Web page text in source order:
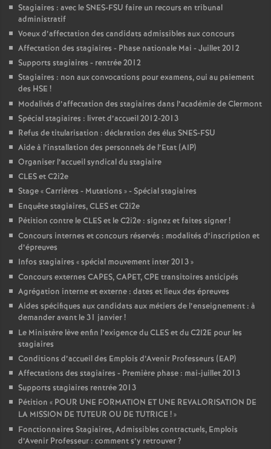
Stagiaires : avec le SNES-FSU faire un recours en tribunal
administratif
Voeux d’affectation des candidats admissibles aux concours
Affectation des stagiaires - Phase nationale Mai - Juillet 2012
Supports stagiaires - rentrée 2012
Stagiaires : non aux convocations pour examens, oui au paiement
des HSE !
Modalités d’affectation des stagiaires dans l’académie de Clermont
Spécial stagiaires : livret d’accueil 2012-2013
Refus de titularisation : déclaration des élus SNES-FSU
Aide à l’installation des personnels de l’Etat (AIP)
Organiser l’accueil syndical du stagiaire
CLES et C2i2e
Stage «Carrières - Mutations » - Spécial stagiaires
Enquête stagiaires, CLES et C2i2e
Pétition contre le CLES et le C2i2e : signez et faites signer!
Concours internes et concours réservés : modalités d’inscription et
d’épreuves
Infos stagiaires «spécial mouvement inter 2013»
Concours externes CAPES, CAPET, CPE transitoires anticipés
Agrégation interne et externe : dates et lieux des épreuves
Aides spécifiques aux candidats aux métiers de l’enseignement : à
demander avant le 31 janvier!
Le Ministère lève enfin l’exigence du CLES et du C2I2E pour les
stagiaires
Conditions d’accueil des Emplois d’Avenir Professeurs (EAP)
Affectations des stagiaires - Première phase : mai-juillet 2013
Supports stagiaires rentrée 2013
Pétition « POUR UNE FORMATION ET UNE REVALORISATION DE
LA MISSION DE TUTEUR OU DE TUTRICE !»
Fonctionnaires Stagiaires, Admissibles contractuels, Emplois
d’Avenir Professeur : comment s’y retrouver?